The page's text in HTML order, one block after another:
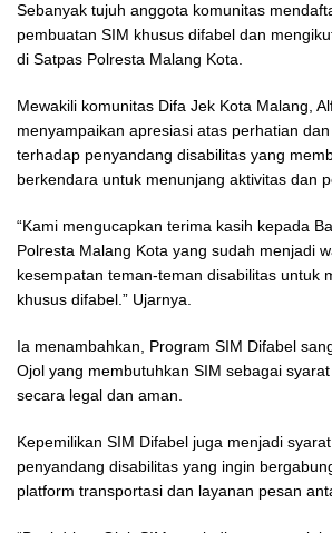
Sebanyak tujuh anggota komunitas
pembuatan SIM khusus difabel dan
di Satpas Polresta Malang Kota.
Mewakili komunitas Difa Jek Kota Malang,
menyampaikan apresiasi atas perhatian
terhadap penyandang disabilitas yang
berkendara untuk menunjang aktivitas dan
“Kami mengucapkan terima kasih kepada
Polresta Malang Kota yang sudah menjadi
kesempatan teman-teman disabilitas untuk
khusus difabel.” Ujarnya.
Ia menambahkan, Program SIM Difabel
Ojol yang membutuhkan SIM sebagai
secara legal dan aman.
Kepemilikan SIM Difabel juga menjadi
penyandang disabilitas yang ingin
platform transportasi dan layanan pesan